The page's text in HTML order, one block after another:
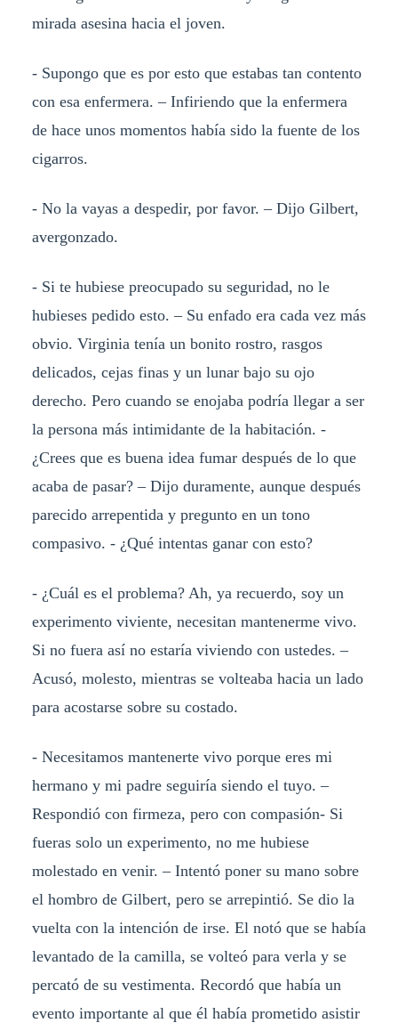
mirada asesina hacia el joven.
- Supongo que es por esto que estabas tan contento
con esa enfermera. – Infiriendo que la enfermera
de hace unos momentos había sido la fuente de los
cigarros.
- No la vayas a despedir, por favor. – Dijo Gilbert,
avergonzado.
- Si te hubiese preocupado su seguridad, no le
hubieses pedido esto. – Su enfado era cada vez más
obvio. Virginia tenía un bonito rostro, rasgos
delicados, cejas finas y un lunar bajo su ojo
derecho. Pero cuando se enojaba podría llegar a ser
la persona más intimidante de la habitación. -
¿Crees que es buena idea fumar después de lo que
acaba de pasar? – Dijo duramente, aunque después
parecido arrepentida y pregunto en un tono
compasivo. - ¿Qué intentas ganar con esto?
- ¿Cuál es el problema? Ah, ya recuerdo, soy un
experimento viviente, necesitan mantenerme vivo.
Si no fuera así no estaría viviendo con ustedes. –
Acusó, molesto, mientras se volteaba hacia un lado
para acostarse sobre su costado.
- Necesitamos mantenerte vivo porque eres mi
hermano y mi padre seguiría siendo el tuyo. –
Respondió con firmeza, pero con compasión- Si
fueras solo un experimento, no me hubiese
molestado en venir. – Intentó poner su mano sobre
el hombro de Gilbert, pero se arrepintió. Se dio la
vuelta con la intención de irse. El notó que se había
levantado de la camilla, se volteó para verla y se
percató de su vestimenta. Recordó que había un
evento importante al que él había prometido asistir